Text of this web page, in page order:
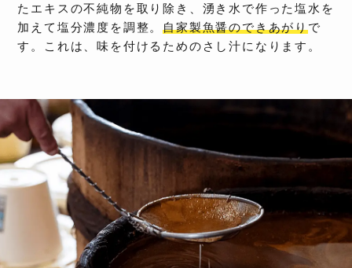
たエキスの不純物を取り除き、湧き水で作った塩水を
加えて塩分濃度を調整。自家製魚醤のできあがりで
す。これは、味を付けるためのさし汁になります。